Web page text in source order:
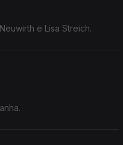
e Lisa Streich.